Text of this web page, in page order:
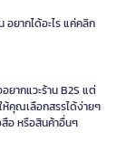
ยากได้อะไร แค่คลิก
ยากแวะร้าน B2S แต่
ห้คุณเลือกสรรได้ง่ายๆ
อ หรือสินค้าอื่นๆ